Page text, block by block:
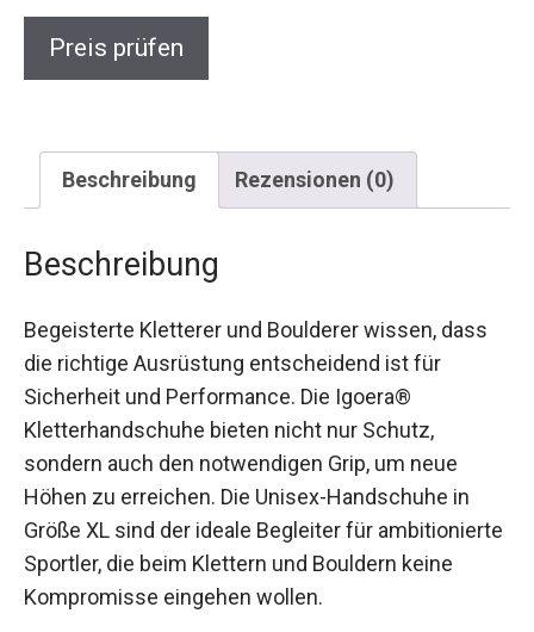
Beschreibung Rezensionen (0)
Beschreibung
die richtige Ausrüstung entscheidend ist für
Sicherheit und Performance. Die Igoera®️
Kletterhandschuhe bieten nicht nur Schutz,
sondern auch den notwendigen Grip, um neue
Höhen zu erreichen. Die Unisex-Handschuhe in
Größe XL sind der ideale Begleiter für
ambitionierte Sportler, die beim Klettern und
Bouldern keine Kompromisse eingehen wollen.